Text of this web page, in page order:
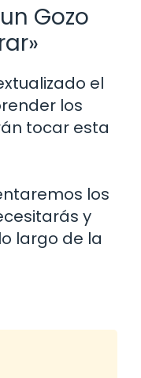
Gozo
el
los
tocar esta
los
y
largo de la